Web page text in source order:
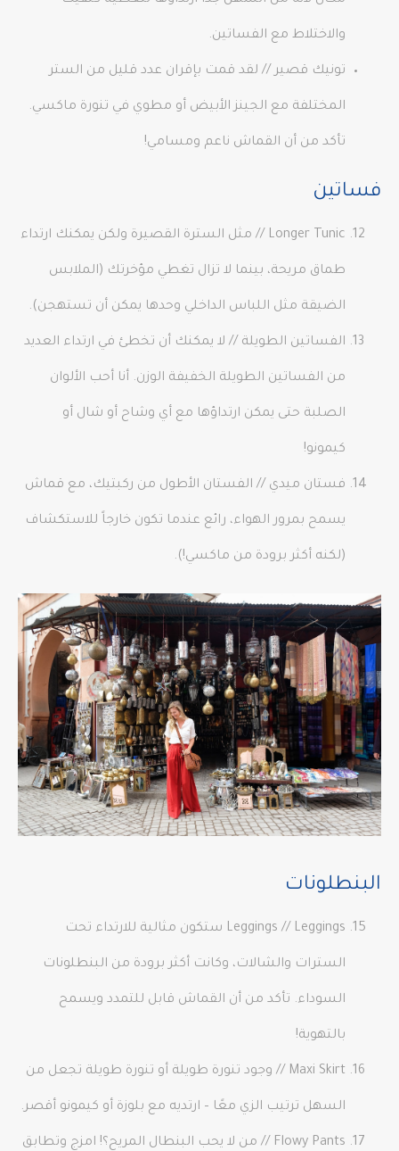
والاختلاط مع الفساتين.
تونيك قصير // لقد قمت بإقران عدد قليل من الستر
المختلفة مع الجينز الأبيض أو مطوي في تنورة ماكسي.
تأكد من أن القماش ناعم ومسامي!
فساتين
Longer Tunic // مثل السترة القصيرة ولكن يمكنك ارتداء
طماق مريحة، بينما لا تزال تغطي مؤخرتك (الملابس
الضيقة مثل اللباس الداخلي وحدها يمكن أن تستهجن).
الفساتين الطويلة // لا يمكنك أن تخطئ في ارتداء العديد
من الفساتين الطويلة الخفيفة الوزن. أنا أحب الألوان
الصلبة حتى يمكن ارتداؤها مع أي وشاح أو شال أو
كيمونو!
فستان ميدي // الفستان الأطول من ركبتيك، مع قماش
يسمح بمرور الهواء، رائع عندما تكون خارجاً للاستكشاف
(لكنه أكثر برودة من ماكسي!).
البنطلونات
Leggings // Leggings ستكون مثالية للارتداء تحت
السترات والشالات، وكانت أكثر برودة من البنطلونات
السوداء. تأكد من أن القماش قابل للتمدد ويسمح
بالتهوية!
Maxi Skirt // وجود تنورة طويلة أو تنورة طويلة تجعل من
السهل ترتيب الزي معًا – ارتديه مع بلوزة أو كيمونو أقصر.
Flowy Pants // من لا يحب البنطال المريح؟! امزج وتطابق